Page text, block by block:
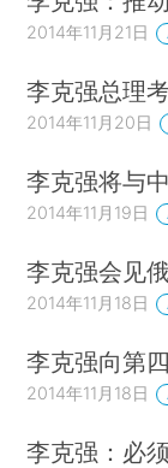
2014年11月21日
李克强总理
2014年11月20日
李克强将与
2014年11月19日
李克强会见
2014年11月18日
李克强向第
2014年11月18日
李克强：必